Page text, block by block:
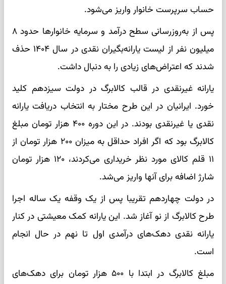
حساب سرپرست خانوار واریز می‌شود.
پس از به‌روزرسانی سطح درآمد و سرمایه خانوارها حدود ۸
میلیون نفر از لیست یارانه‌بگیران نقدی در سال ۱۴۰۴ حذف
شدند که اعتراض‌های زیادی را به دنبال داشت.
یارانه غیرنقدی در قالب کالابرگ در دولت سیزدهم کلید
خورد. ایرانیان در این طرح مختار به انتخاب دریافت یارانه
نقدی یا غیرنقدی بودند. در این دوره ۴۰۰ هزار تومان مبلغ
کالابرگ بود که اگر افراد حداقل به میزان ۲۰۰ هزار تومان از
۱۱ قلم کالای مورد نظر خریداری می‌کردند، ۱۲۰ هزار تومان
شارژ اضافه برای آنها واریز می‌شد.
در دولت چهاردهم تقریبا پس از یک وقفه یک ساله اجرا
طرح کالابرگ از نو آغاز شد. این یارانه کمک معیشتی در کنار
یارانه نقدی دهک‌های درآمدی اول تا نهم در حال انجام
است.
مبلغ کالابرگ در ابتدا با ۵۰۰ هزار تومان برای دهک‌های